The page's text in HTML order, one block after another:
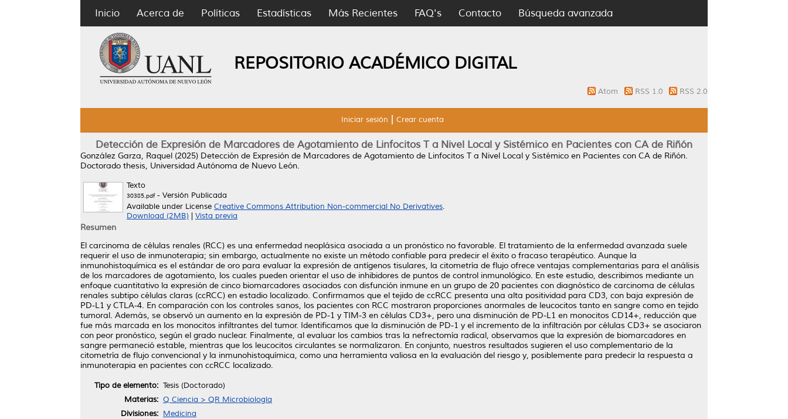
Inicio Acerca de Políticas Estadísticas Más Recientes FAQ's Contacto Búsqueda avanzada
REPOSITORIO ACADÉMICO DIGITAL
Atom RSS 1.0 RSS 2.0
Iniciar sesión Crear cuenta
Detección de Expresión de Marcadores de Agotamiento de Linfocitos T a Nivel Local y Sistémico en Pacientes con CA de Riñón
González Garza, Raquel (2025) Detección de Expresión de Marcadores de Agotamiento de Linfocitos T a Nivel Local y Sistémico en Pacientes con CA de Riñón.
Doctorado thesis, Universidad Autónoma de Nuevo León.
Texto
30385.pdf- Versión Publicada
Available under License Creative Commons Attribution Non-commercial No Derivatives.
Download (2MB)
Vista previa
Resumen
El carcinoma de células renales (RCC) es una enfermedad neoplásica asociada a un pronóstico no favorable. El tratamiento de la enfermedad avanzada suele
requerir el uso de inmunoterapia; sin embargo, actualmente no existe un método confiable para predecir el éxito o fracaso terapéutico. Aunque la
inmunohistoquímica es el estándar de oro para evaluar la expresión de antígenos tisulares, la citometría de flujo ofrece ventajas complementarias para el análisis
de los marcadores de agotamiento, los cuales pueden orientar el uso de inhibidores de puntos de control inmunológico. En este estudio, describimos mediante un
enfoque cuantitativo la expresión de cinco biomarcadores asociados con disfunción inmune en un grupo de 20 pacientes con diagnóstico de carcinoma de células
renales subtipo células claras (ccRCC) en estadio localizado. Confirmamos que el tejido de ccRCC presenta una alta positividad para CD3, con baja expresión de
PD-L1 y CTLA-4. En comparación con los controles sanos, los pacientes con RCC mostraron proporciones anormales de leucocitos tanto en sangre como en tejido
tumoral. Además, se observó un aumento en la expresión de PD-1 y TIM-3 en células CD3+, pero una disminución de PD-L1 en monocitos CD14+, reducción que
fue más marcada en los monocitos infiltrantes del tumor. Identificamos que la disminución de PD-1 y el incremento de la infiltración por células CD3+ se asociaron
con peor pronóstico, según el grado nuclear. Finalmente, al evaluar los cambios tras la nefrectomía radical, observamos que la expresión de biomarcadores en
sangre permaneció estable, mientras que los leucocitos circulantes se normalizaron. En conjunto, nuestros resultados sugieren el uso complementario de la
citometría de flujo convencional y la inmunohistoquímica, como una herramienta valiosa en la evaluación del riesgo y, posiblemente para predecir la respuesta a
inmunoterapia en pacientes con ccRCC localizado.
Tipo de elemento: Tesis (Doctorado)
Materias: Q Ciencia > QR Microbiología
Divisiones: Medicina